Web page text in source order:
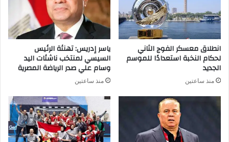
انطلاق معسكر الفوج الثاني
لحكام النخبة استعدادًا للموسم
الجديد
منذ ساعتين
ياسر إدريس: تهنئة الرئيس
السيسي لمنتخب ناشئات اليد
وسام علي صدر الرياضة المصرية
منذ ساعتين